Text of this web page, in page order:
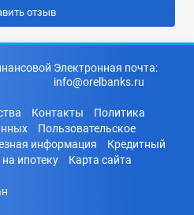
Электронная почта:
info@orelbanks.ru
Контакты
Политика
Пользовательское
информация
Кредитный
ипотеку Карта сайта